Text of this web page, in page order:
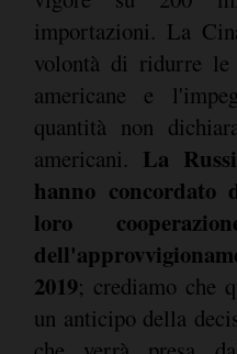
importazioni. La
volontà di ridurre le
americane e
quantità non
americani. La
hanno
loro
2019; crediamo che
un anticipo della